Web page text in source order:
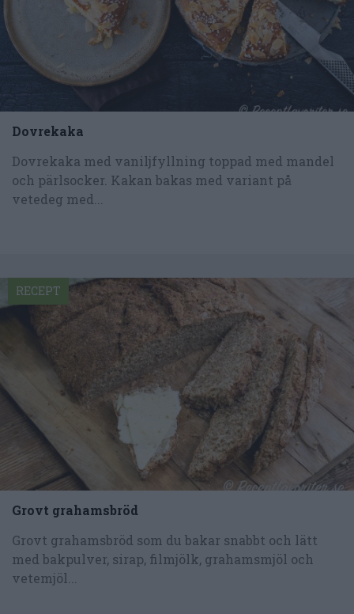
Dovrekaka
Dovrekaka med vaniljfyllning toppad med mandel
och pärlsocker. Kakan bakas med variant på
vetedeg med...
Grovt grahamsbröd
Grovt grahamsbröd som du bakar snabbt och lätt
med bakpulver, sirap, filmjölk, grahamsmjöl och
vetemjöl...
RECEPT